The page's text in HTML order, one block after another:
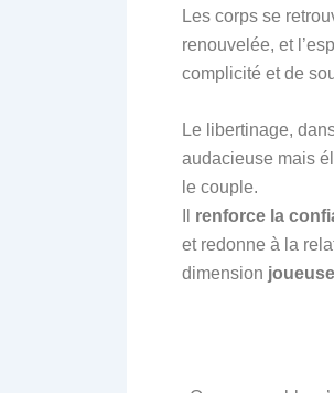
Les corps se
renouvelée, et
complicité et de
Le libertinage,
audacieuse mais
le couple.
renforce la
et redonne à la
dimension